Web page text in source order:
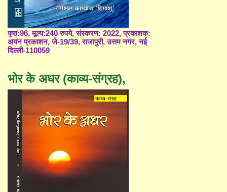
पृष्ठ:96, मूल्य:240 रुपये, संस्करण: 2022, प्रकाशक:
अयन प्रकाशन, जे-19/39, राजापुरी, उत्तम नगर, नई
दिल्ली-110059
भोर के अधर (काव्य-संग्रह),